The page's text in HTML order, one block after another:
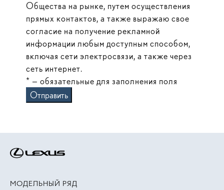
Общества на рынке, путем осуществления
прямых контактов, а также выражаю свое
согласие на получение рекламной
информации любым доступным способом,
включая сети электросвязи, а также через
сеть интернет.
* — обязательные для заполнения поля
Отправить
МОДЕЛЬНЫЙ РЯД